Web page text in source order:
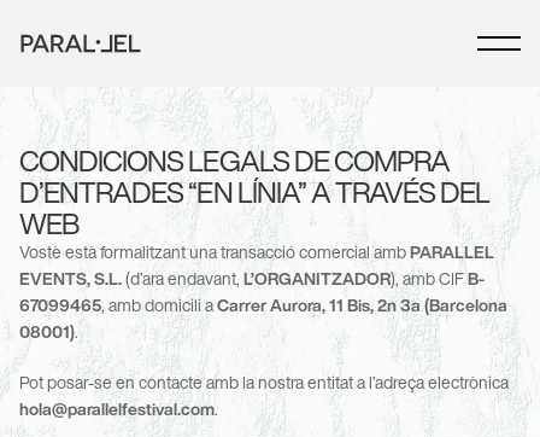
CONDICIONS LEGALS DE COMPRA
D’ENTRADES “EN LÍNIA” A TRAVÉS DEL
WEB
Vostè està formalitzant una transacció comercial amb PARALLEL
EVENTS, S.L. (d’ara endavant, L’ORGANITZADOR), amb CIF B-
67099465, amb domicili a Carrer Aurora, 11 Bis, 2n 3a (Barcelona
08001).
Pot posar-se en contacte amb la nostra entitat a l’adreça electrònica
hola@parallelfestival.com.